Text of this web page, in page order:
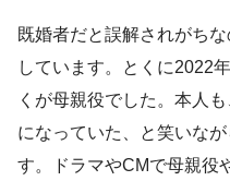
既婚者だと誤解されがち
しています。とくに2022
くが母親役でした。本人
になっていた、と笑いな
す。ドラマやCMで母親役